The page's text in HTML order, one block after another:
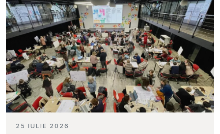
25 IULIE 2026